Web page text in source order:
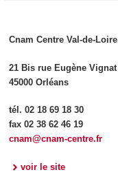
Cnam Centre Val-de-Loire
21 Bis rue Eugène Vignat
45000 Orléans
tél. 02 18 69 18 30
fax 02 38 62 46 19
cnam@cnam-centre.fr
voir le site